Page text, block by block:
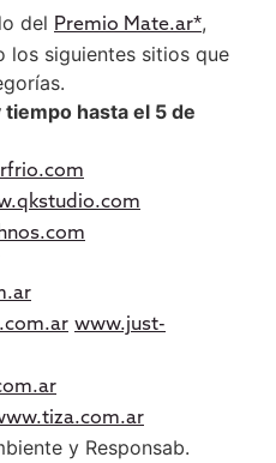
del Premio Mate.ar*,
los siguientes sitios que
tiempo hasta el 5 de
www.just-
y Responsab.